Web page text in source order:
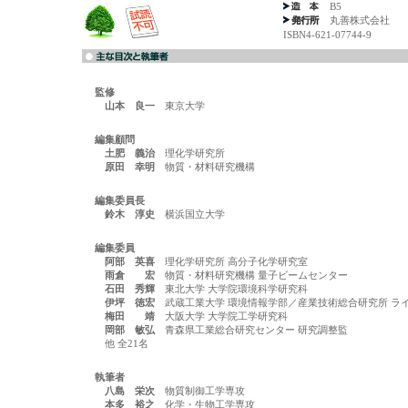
B5
丸善株式会社
ISBN4-621-07744-9
監修
山本 良一 東京大学
編集顧問
土肥 義治理化学研究所
原田 幸明
物質・材料研究機構
編集委員長
鈴木 淳史 横浜国立大学
編集委員
阿部 英喜 理化学研究所 高分子化学研究室
雨倉 宏 物質・材料研究機構 量子ビームセンター
石田 秀輝 東北大学 大学院環境科学研究科
伊坪 徳宏 武蔵工業大学 環境情報学部／産業技術総合研究所 ラ
梅田 靖 大阪大学 大学院工学研究科
岡部 敏弘 青森県工業総合研究センター 研究調整監
他 全21名
執筆者
八島 栄次 物質制御工学専攻
本多 裕之 化学・生物工学専攻